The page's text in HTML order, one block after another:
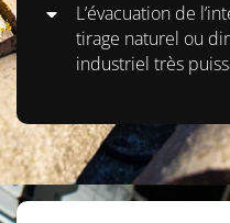
L’évacuation de
tirage naturel ou
industriel très